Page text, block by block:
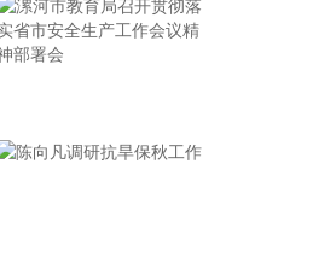
数据与四川凯普顿信息
作协议，共同发力教育
数据库一体机在教育领
备多重优势，多国政策
实省市安全生产工作会议